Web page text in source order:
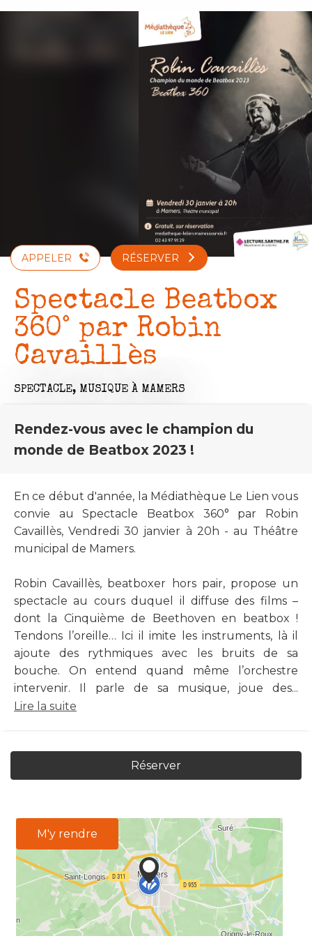
Aller
APPELER RÉSERVER
Spectacle Beatbox
360° par Robin
Cavaillès
SPECTACLE, MUSIQUE À MAMERS
Rendez-vous avec le champion du
monde de Beatbox 2023 !
En ce début d'année, la Médiathèque Le Lien vous
convie au Spectacle Beatbox 360° par Robin
Cavaillès, Vendredi 30 janvier à 20h - au Théâtre
municipal de Mamers.
Robin Cavaillès, beatboxer hors pair, propose un
spectacle au cours duquel il diffuse des films –
dont la Cinquième de Beethoven en beatbox !
Tendons l’oreille… Ici il imite les instruments, là il
ajoute des rythmiques avec les bruits de sa
bouche. On entend quand même l’orchestre
intervenir. Il parle de sa musique, joue des...
Lire la suite
Réserver
M'y rendre